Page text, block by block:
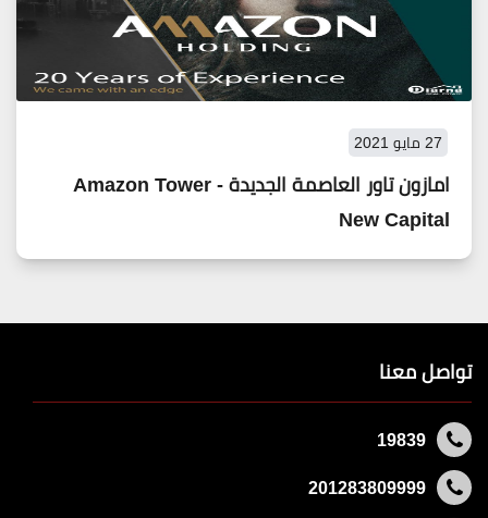
27 مايو 2021
امازون تاور العاصمة الجديدة - Amazon Tower
New Capital
تواصل معنا
19839
201283809999